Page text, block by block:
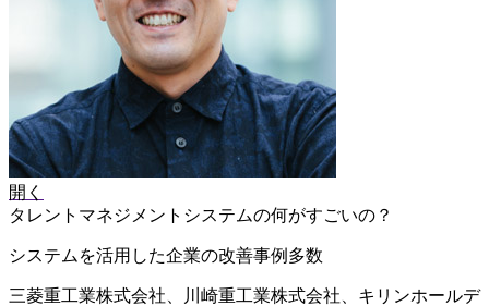
開く
タレントマネジメントシステムの何がすごいの？
システムを活用した企業の改善事例多数
三菱重工業株式会社、川崎重工業株式会社、キリンホールデ